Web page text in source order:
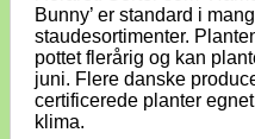
Bunny’ er standard i
staudesortimenter.
pottet flerårig og kan
juni. Flere danske
certificerede planter
klima.